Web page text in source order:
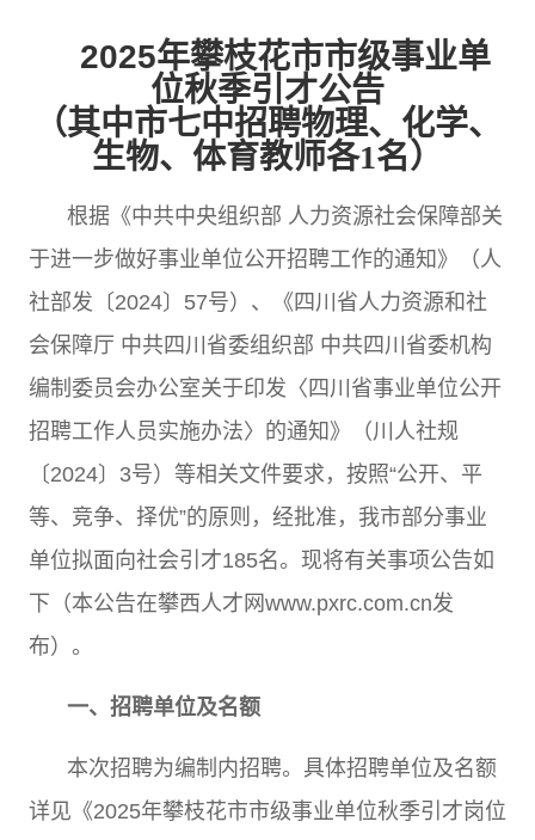
2025年攀枝花市市级事业单
位秋季引才公告
（其中市七中招聘物理、化学、
生物、体育教师各1名）
根据《中共中央组织部 人力资源社会保障部关
于进一步做好事业单位公开招聘工作的通知》（人
社部发〔 2024〕 57号）、《四川省人力资源和社
会保障厅 中共四川省委组织部 中共四川省委机构
编制委员会办公室关于印发〈四川省事业单位公开
招聘工作人员实施办法〉的通知》（川人社规
〔 2024〕 3号）等相关文件要求，按照“公开、平
等、竞争、择优”的原则，经批准，我市部分事业
单位拟面向社会引才185名。现将有关事项公告如
下（本公告在攀西人才网www.pxrc.com.cn发
布）。
一、招聘单位及名额
本次招聘为编制内招聘。具体招聘单位及名额
详见《2025年攀枝花市市级事业单位秋季引才岗位